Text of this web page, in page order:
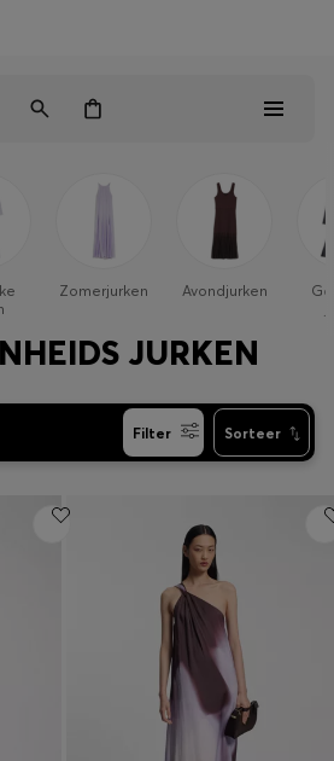
Zomerjurken Avondjurken
JURKEN
Filter Sorteer